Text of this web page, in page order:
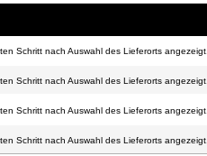
Schritt nach Auswahl des Lieferorts angezeigt.
Schritt nach Auswahl des Lieferorts angezeigt.
Schritt nach Auswahl des Lieferorts angezeigt.
Schritt nach Auswahl des Lieferorts angezeigt.